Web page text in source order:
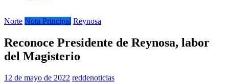
Norte Nota Principal Reynosa
Reconoce Presidente de Reynosa, labor
del Magisterio
12 de mayo de 2022 reddenoticias